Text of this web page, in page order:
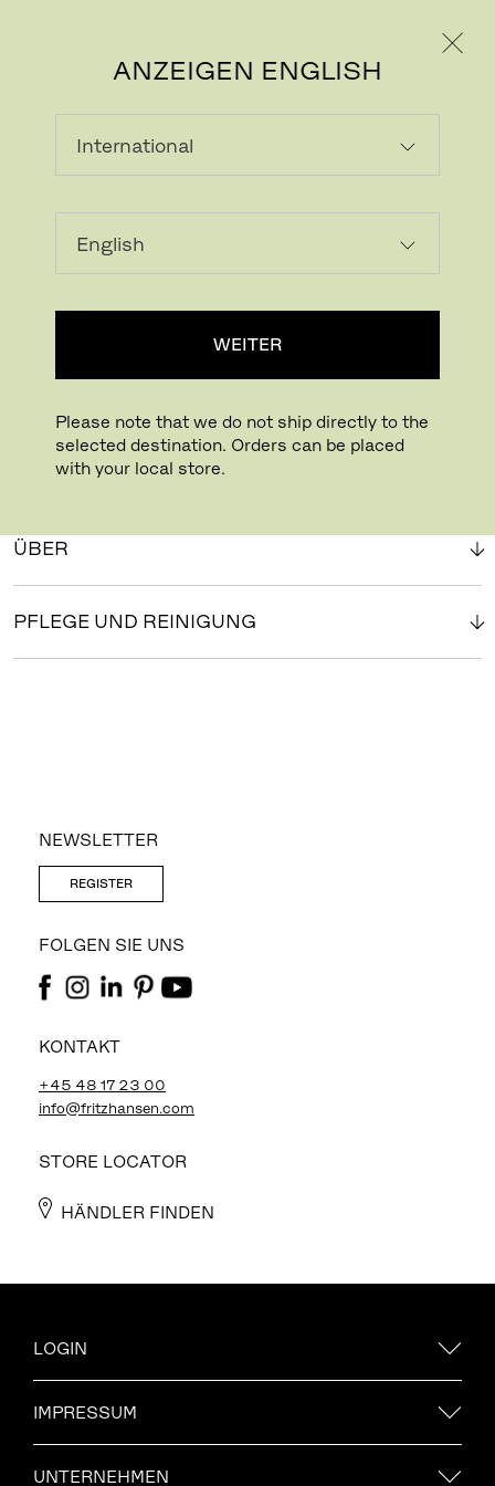
ANZEIGEN ENGLISH
WEITER
Please note that we do not ship directly to the
selected destination. Orders can be placed
with your local store.
LADEN...
Buying online? This is our website for International. From here we do not offer
online purchasing. Orders can be placed with your local store.
ÜBER
PFLEGE UND REINIGUNG
NEWSLETTER
REGISTER
FOLGEN SIE UNS
KONTAKT
+45 48 17 23 00
info@fritzhansen.com
STORE LOCATOR
HÄNDLER FINDEN
LOGIN
IMPRESSUM
UNTERNEHMEN